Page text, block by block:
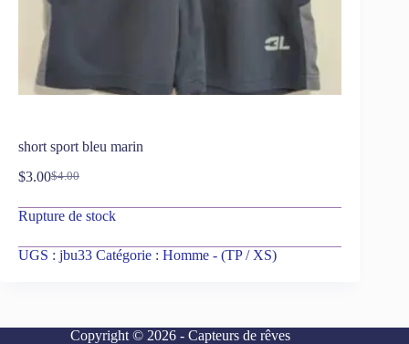
short sport bleu marin
$4.00
$3.00
Rupture de stock
UGS : jbu33 Catégorie : Homme - (TP / XS)
Copyright © 2026 - Capteurs de rêves